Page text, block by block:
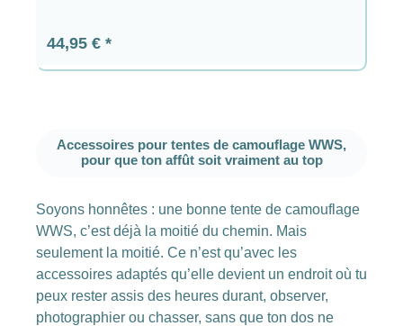
Prix régulier :
44,95 €
Accessoires pour tentes de camouflage WWS,
pour que ton affût soit vraiment au top
Soyons honnêtes : une bonne tente de camouflage
WWS, c’est déjà la moitié du chemin. Mais
seulement la moitié. Ce n’est qu’avec les
accessoires adaptés qu’elle devient un endroit où tu
peux rester assis des heures durant, observer,
photographier ou chasser, sans que ton dos ne